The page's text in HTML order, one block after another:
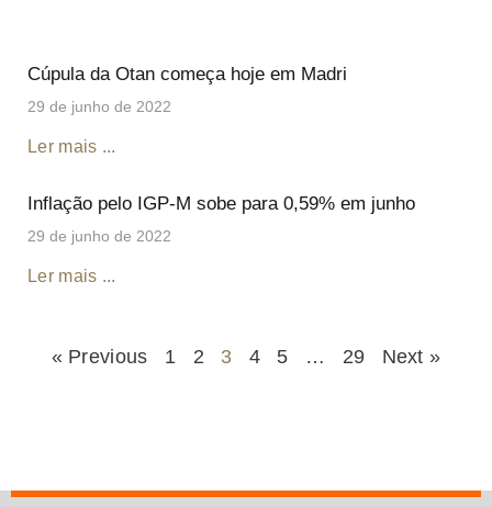
Cúpula da Otan começa hoje em Madri
29 de junho de 2022
Ler mais ...
Inflação pelo IGP-M sobe para 0,59% em junho
29 de junho de 2022
Ler mais ...
« Previous 1 2 3 4 5 … 29 Next »